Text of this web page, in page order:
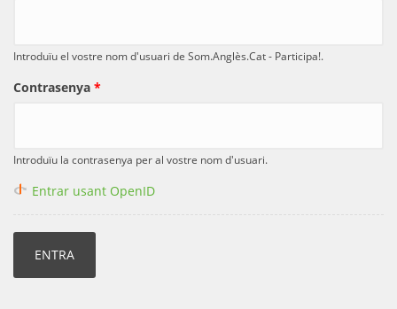
Introduïu el vostre nom d'usuari de Som.Anglès.Cat - Participa!.
Contrasenya *
Introduïu la contrasenya per al vostre nom d'usuari.
Entrar usant OpenID